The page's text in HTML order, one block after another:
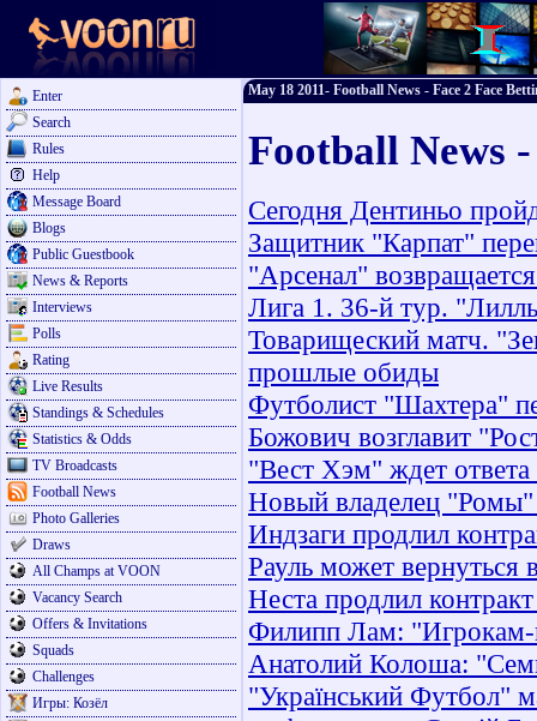
Enter
Search
Rules
Help
Message Board
Blogs
Public Guestbook
News & Reports
Interviews
Polls
Rating
Live Results
Standings & Schedules
Statistics & Odds
TV Broadcasts
Football News
Photo Galleries
Draws
All Champs at VOON
Vacancy Search
Offers & Invitations
Squads
Challenges
Игры: Козёл
May 18 2011- Football News - Face 2 Face
Football News
Сегодня Дентиньо
Защитник "Карпат"
"Арсенал"
Лига 1. 36-й тур.
Товарищеский матч.
прошлые обиды
Футболист "Шахтера"
Божович возглавит
"Вест Хэм" ждет
Новый владелец "Ромы"
Индзаги продлил
Рауль может
Неста продлил
Филипп Лам: "Игрокам-
Анатолий Колоша:
"Український Футбол"